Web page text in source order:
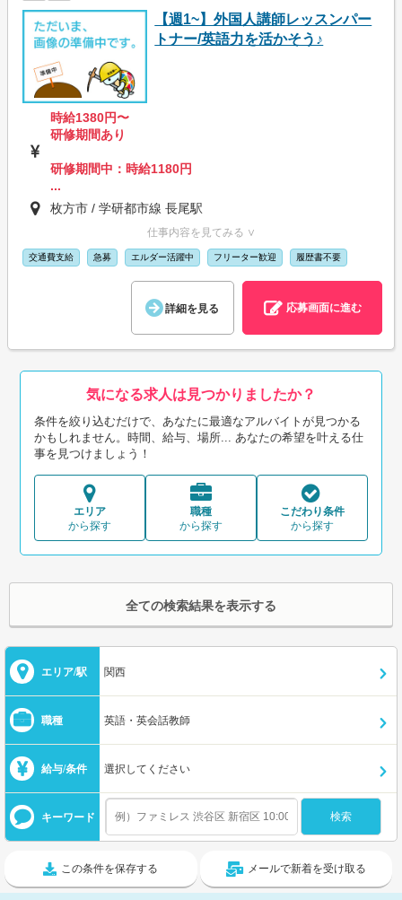
【週1~】外国人講師レッスンパー
トナー/英語力を活かそう♪
時給1380円〜
研修期間あり
研修期間中：時給1180円
...
枚方市 / 学研都市線 長尾駅
仕事内容を見てみる ∨
交通費支給 急募 エルダー活躍中 フリーター歓迎 履歴書不要
詳細を見る 応募画面に進む
気になる求人は見つかりましたか？
条件を絞り込むだけで、あなたに最適なアルバイトが見つかる
かもしれません。時間、給与、場所... あなたの希望を叶える仕
事を見つけましょう！
エリア
から探す
職種
から探す
こだわり条件
から探す
全ての検索結果を表示する
エリア/駅 関西
職種 英語・英会話教師
給与/条件 選択してください
キーワード
この条件を保存する メールで新着を受け取る